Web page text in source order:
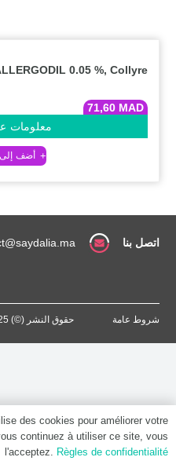
0.05 %, Collyre
71,60 MAD
معلومات
اتصل بنا
شروط عامة حقوق النشر (©) 2025| SAYDALIA.MA
des cookies pour améliorer votre
continuez à utiliser ce site, vous
l'acceptez. Règles de confidentialité